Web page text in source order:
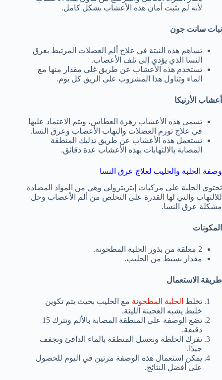
لأنه لم يثبت أمان هذه الأعشاب بشكل كامل.
نبات سانت جون
تساهم هذه النبتة في علاج ألم العضلات المرتبط بعرق
النسا الذي يؤدي إلى تلف الأعصاب.
تستخدم هذه الأعشاب عن طريق غلي مقدار منها مع
الماء وتناول هذا المشروب على الريق كل يوم.
أعشاب الأرنيكا
تسمى هذه الأعشاب زهرة العطاس، ويتم الاعتماد عليها
في علاج تورم العضلات والتهاب الأعصاب وعرق النسا.
تستعمل هذه الأعشاب عن طريق تدليك المنطقة
المصابة بالالتهابات بهذه الأعشاب عدة دقائق.
وصفة الحلبة والحليب لعلاج عرق النسا
تحتوي الحلبة على مركبات إيتربترولي وهي من المواد المضادة
للالتهاب والتي لها القدرة على التخلص من ألم الأعصاب وحل
مشكلة عرق النسا.
المكونات
2 معلقة من بذور الحلبة المطحونة.
مقدار بسيط من الحليب.
طريقة الاستعمال
تخلط الحلبة المطحونة مع الحليب بحيث يتم تكوين
خليط يشبه العجينة اللينة.
تضع الوصفة على المنطقة المصابة بالألم وتترك 15
دقيقة.
تفرك الخلطة وتغسل المنطقة بالماء الدافئ وتجفف
جيدًا.
يمكن استعمال هذه الوصفة مرتين في اليوم للحصول
على أفضل النتائج.